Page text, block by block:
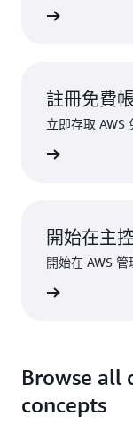
註冊免費
立即存取 AWS
開始在主
開始在 AWS 管
Browse all
concepts